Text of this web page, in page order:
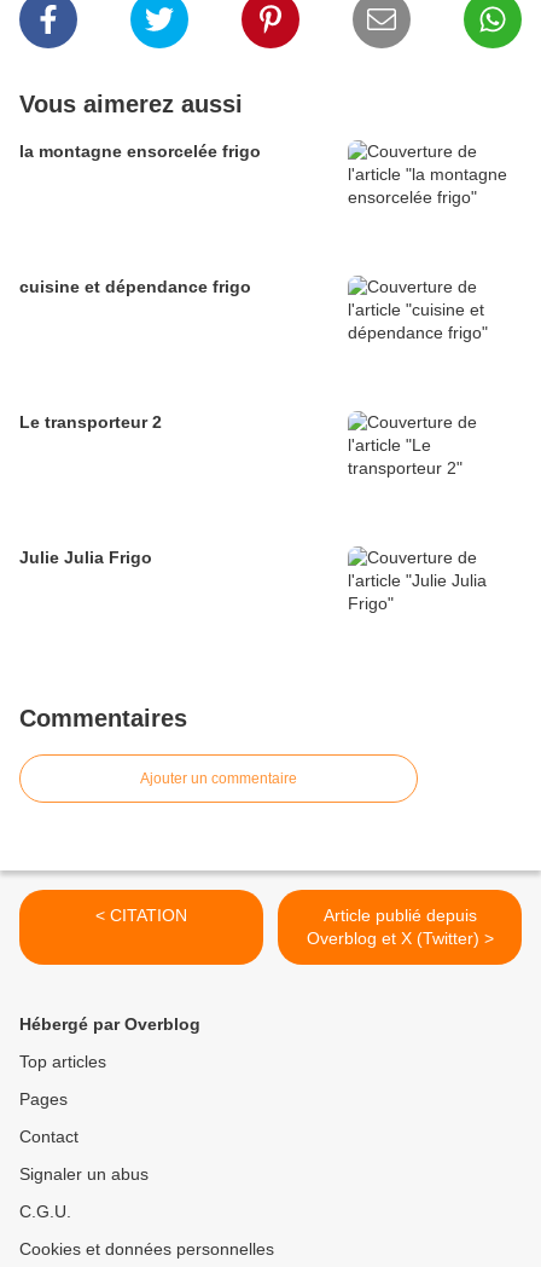
Vous aimerez aussi
la montagne ensorcelée frigo
cuisine et dépendance frigo
Le transporteur 2
Julie Julia Frigo
Commentaires
Ajouter un commentaire
< CITATION
Article publié depuis
Overblog et X (Twitter) >
Hébergé par Overblog
Top articles
Pages
Contact
Signaler un abus
C.G.U.
Cookies et données personnelles